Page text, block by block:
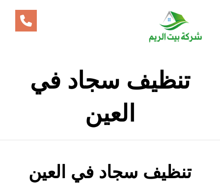
تنظيف سجاد في
العين
تنظيف سجاد في العين